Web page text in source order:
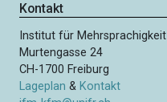
n
n
u
m
m
Kontakt
Institut für Mehrsprachigkeit
Murtengasse 24
CH-1700 Freiburg
Lageplan & Kontakt